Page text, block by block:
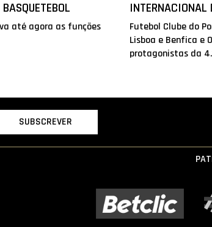
até agora as funções
INTERNACIONAL
Futebol Clube do
Lisboa e Benfica e
protagonistas da
SUBSCREVER